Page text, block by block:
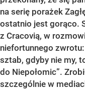
na serię porażek
ostatnio jest gorąco.
z Cracovią, w
niefortunnego
sztab, gdyby nie my,
do Niepołomic”.
szczególnie w